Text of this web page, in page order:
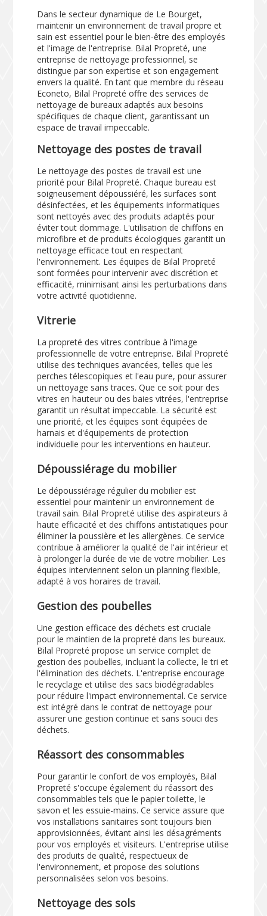
Dans le secteur dynamique de Le Bourget,
maintenir un environnement de travail propre et
sain est essentiel pour le bien-être des employés
et l'image de l'entreprise. Bilal Propreté, une
entreprise de nettoyage professionnel, se
distingue par son expertise et son engagement
envers la qualité. En tant que membre du réseau
Econeto, Bilal Propreté offre des services de
nettoyage de bureaux adaptés aux besoins
spécifiques de chaque client, garantissant un
espace de travail impeccable.
Nettoyage des postes de travail
Le nettoyage des postes de travail est une
priorité pour Bilal Propreté. Chaque bureau est
soigneusement dépoussiéré, les surfaces sont
désinfectées, et les équipements informatiques
sont nettoyés avec des produits adaptés pour
éviter tout dommage. L'utilisation de chiffons en
microfibre et de produits écologiques garantit un
nettoyage efficace tout en respectant
l'environnement. Les équipes de Bilal Propreté
sont formées pour intervenir avec discrétion et
efficacité, minimisant ainsi les perturbations dans
votre activité quotidienne.
Vitrerie
La propreté des vitres contribue à l'image
professionnelle de votre entreprise. Bilal Propreté
utilise des techniques avancées, telles que les
perches télescopiques et l'eau pure, pour assurer
un nettoyage sans traces. Que ce soit pour des
vitres en hauteur ou des baies vitrées, l'entreprise
garantit un résultat impeccable. La sécurité est
une priorité, et les équipes sont équipées de
harnais et d'équipements de protection
individuelle pour les interventions en hauteur.
Dépoussiérage du mobilier
Le dépoussiérage régulier du mobilier est
essentiel pour maintenir un environnement de
travail sain. Bilal Propreté utilise des aspirateurs à
haute efficacité et des chiffons antistatiques pour
éliminer la poussière et les allergènes. Ce service
contribue à améliorer la qualité de l'air intérieur et
à prolonger la durée de vie de votre mobilier. Les
équipes interviennent selon un planning flexible,
adapté à vos horaires de travail.
Gestion des poubelles
Une gestion efficace des déchets est cruciale
pour le maintien de la propreté dans les bureaux.
Bilal Propreté propose un service complet de
gestion des poubelles, incluant la collecte, le tri et
l'élimination des déchets. L'entreprise encourage
le recyclage et utilise des sacs biodégradables
pour réduire l'impact environnemental. Ce service
est intégré dans le contrat de nettoyage pour
assurer une gestion continue et sans souci des
déchets.
Réassort des consommables
Pour garantir le confort de vos employés, Bilal
Propreté s'occupe également du réassort des
consommables tels que le papier toilette, le
savon et les essuie-mains. Ce service assure que
vos installations sanitaires sont toujours bien
approvisionnées, évitant ainsi les désagréments
pour vos employés et visiteurs. L'entreprise utilise
des produits de qualité, respectueux de
l'environnement, et propose des solutions
personnalisées selon vos besoins.
Nettoyage des sols